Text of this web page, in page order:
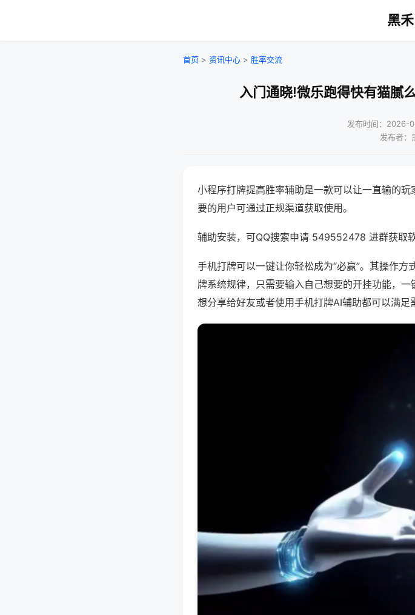
黑
首页 > 资讯中心 > 胜率交流
入门通晓!微乐跑得快有猫腻
发布时间：2026-
发布者：
小程序打牌提高胜率辅助是一款可以让一直输的
要的用户可通过正规渠道获取使用。
辅助安装，可QQ搜索申请 549552478 进群获取
手机打牌可以一键让你轻松成为“必赢”。其操作
牌系统规律，只需要输入自己想要的开挂功能，
想分享给好友或者使用手机打牌AI辅助都可以满足